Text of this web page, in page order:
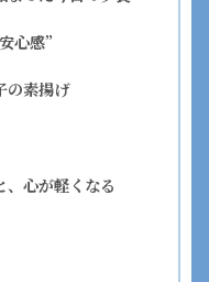
心感”
の素揚げ
、心が軽くなる